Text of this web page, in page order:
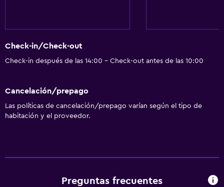
Check-in/Check-out
Check-in después de las 14:00 - Check-out antes de las 10:00
Cancelación/prepago
Las políticas de cancelación/prepago varían según el tipo de
habitación y el proveedor.
Preguntas frecuentes